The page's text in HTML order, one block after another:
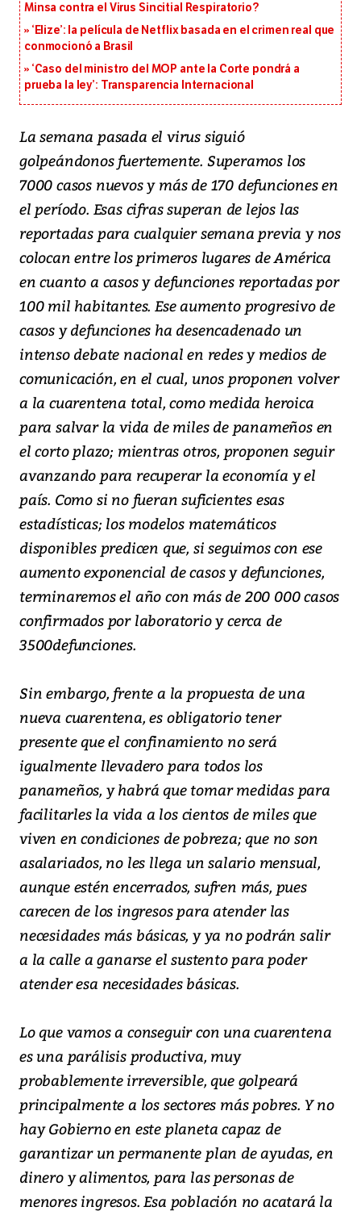
Minsa contra el Virus Sincitial Respiratorio?
‘Elize’: la película de Netflix basada en el crimen real que
conmocionó a Brasil
‘Caso del ministro del MOP ante la Corte pondrá a
prueba la ley’: Transparencia Internacional
La semana pasada el virus siguió
golpeándonos fuertemente. Superamos los
7000 casos nuevos y más de 170 defunciones en
el período. Esas cifras superan de lejos las
reportadas para cualquier semana previa y nos
colocan entre los primeros lugares de América
en cuanto a casos y defunciones reportadas por
100 mil habitantes. Ese aumento progresivo de
casos y defunciones ha desencadenado un
intenso debate nacional en redes y medios de
comunicación, en el cual, unos proponen volver
a la cuarentena total, como medida heroica
para salvar la vida de miles de panameños en
el corto plazo; mientras otros, proponen seguir
avanzando para recuperar la economía y el
país. Como si no fueran suficientes esas
estadísticas; los modelos matemáticos
disponibles predicen que, si seguimos con ese
aumento exponencial de casos y defunciones,
terminaremos el año con más de 200 000 casos
confirmados por laboratorio y cerca de
3500defunciones.
Sin embargo, frente a la propuesta de una
nueva cuarentena, es obligatorio tener
presente que el confinamiento no será
igualmente llevadero para todos los
panameños, y habrá que tomar medidas para
facilitarles la vida a los cientos de miles que
viven en condiciones de pobreza; que no son
asalariados, no les llega un salario mensual,
aunque estén encerrados, sufren más, pues
carecen de los ingresos para atender las
necesidades más básicas, y ya no podrán salir
a la calle a ganarse el sustento para poder
atender esa necesidades básicas.
Lo que vamos a conseguir con una cuarentena
es una parálisis productiva, muy
probablemente irreversible, que golpeará
principalmente a los sectores más pobres. Y no
hay Gobierno en este planeta capaz de
garantizar un permanente plan de ayudas, en
dinero y alimentos, para las personas de
menores ingresos. Esa población no acatará la